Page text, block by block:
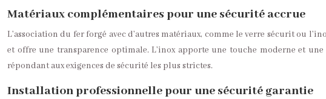
Matériaux complémentaires pour une sécurité accrue
L’association du fer forgé avec d’autres matériaux, comme le verre sécurit ou
et offre une transparence optimale. L’inox apporte une touche moderne et
répondant aux exigences de sécurité les plus strictes.
Installation professionnelle pour une sécurité garantie